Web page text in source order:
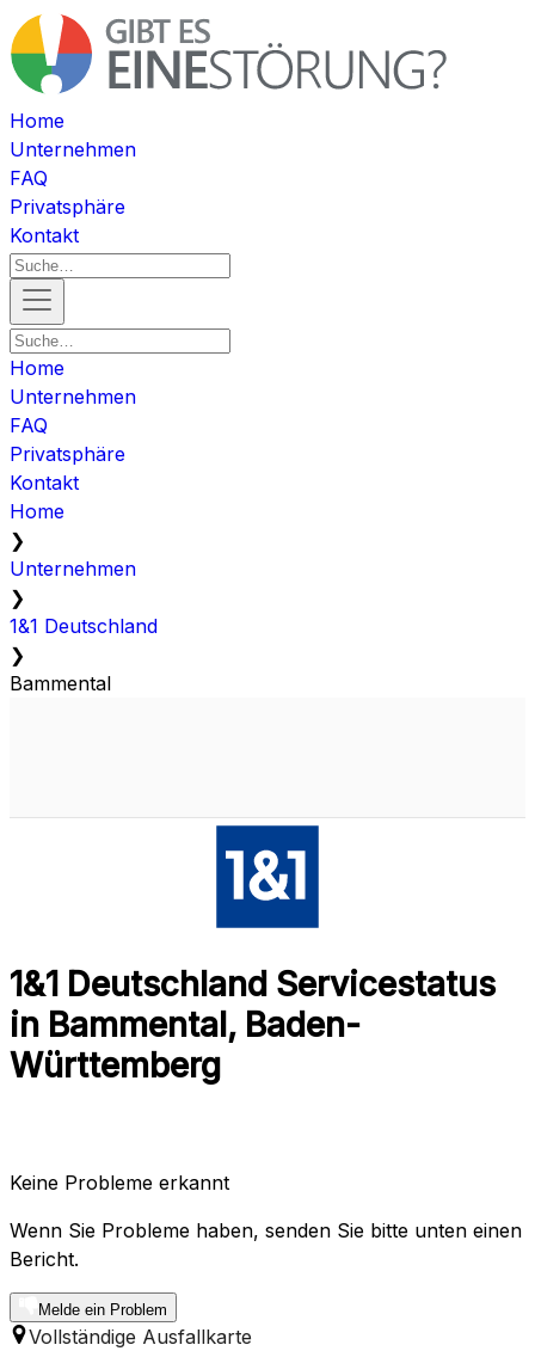
Home
Unternehmen
FAQ
Privatsphäre
Kontakt
Home
Unternehmen
FAQ
Privatsphäre
Kontakt
Home
❯
Unternehmen
❯
1&1 Deutschland
❯
Bammental
1&1 Deutschland Servicestatus
in Bammental, Baden-
Württemberg
Keine Probleme erkannt
Wenn Sie Probleme haben, senden Sie bitte unten einen
Bericht.
Melde ein Problem
Vollständige Ausfallkarte